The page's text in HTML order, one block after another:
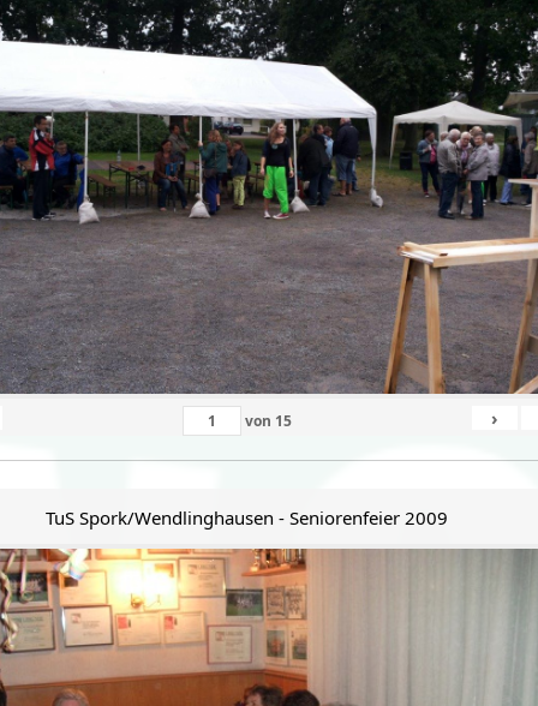
von 15 ›
TuS Spork/Wendlinghausen - Seniorenfeier 2009